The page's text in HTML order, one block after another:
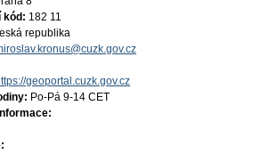
kód: 182 11
republika
geoportal.cuzk.gov.cz
Po-Pá 9-14 CET